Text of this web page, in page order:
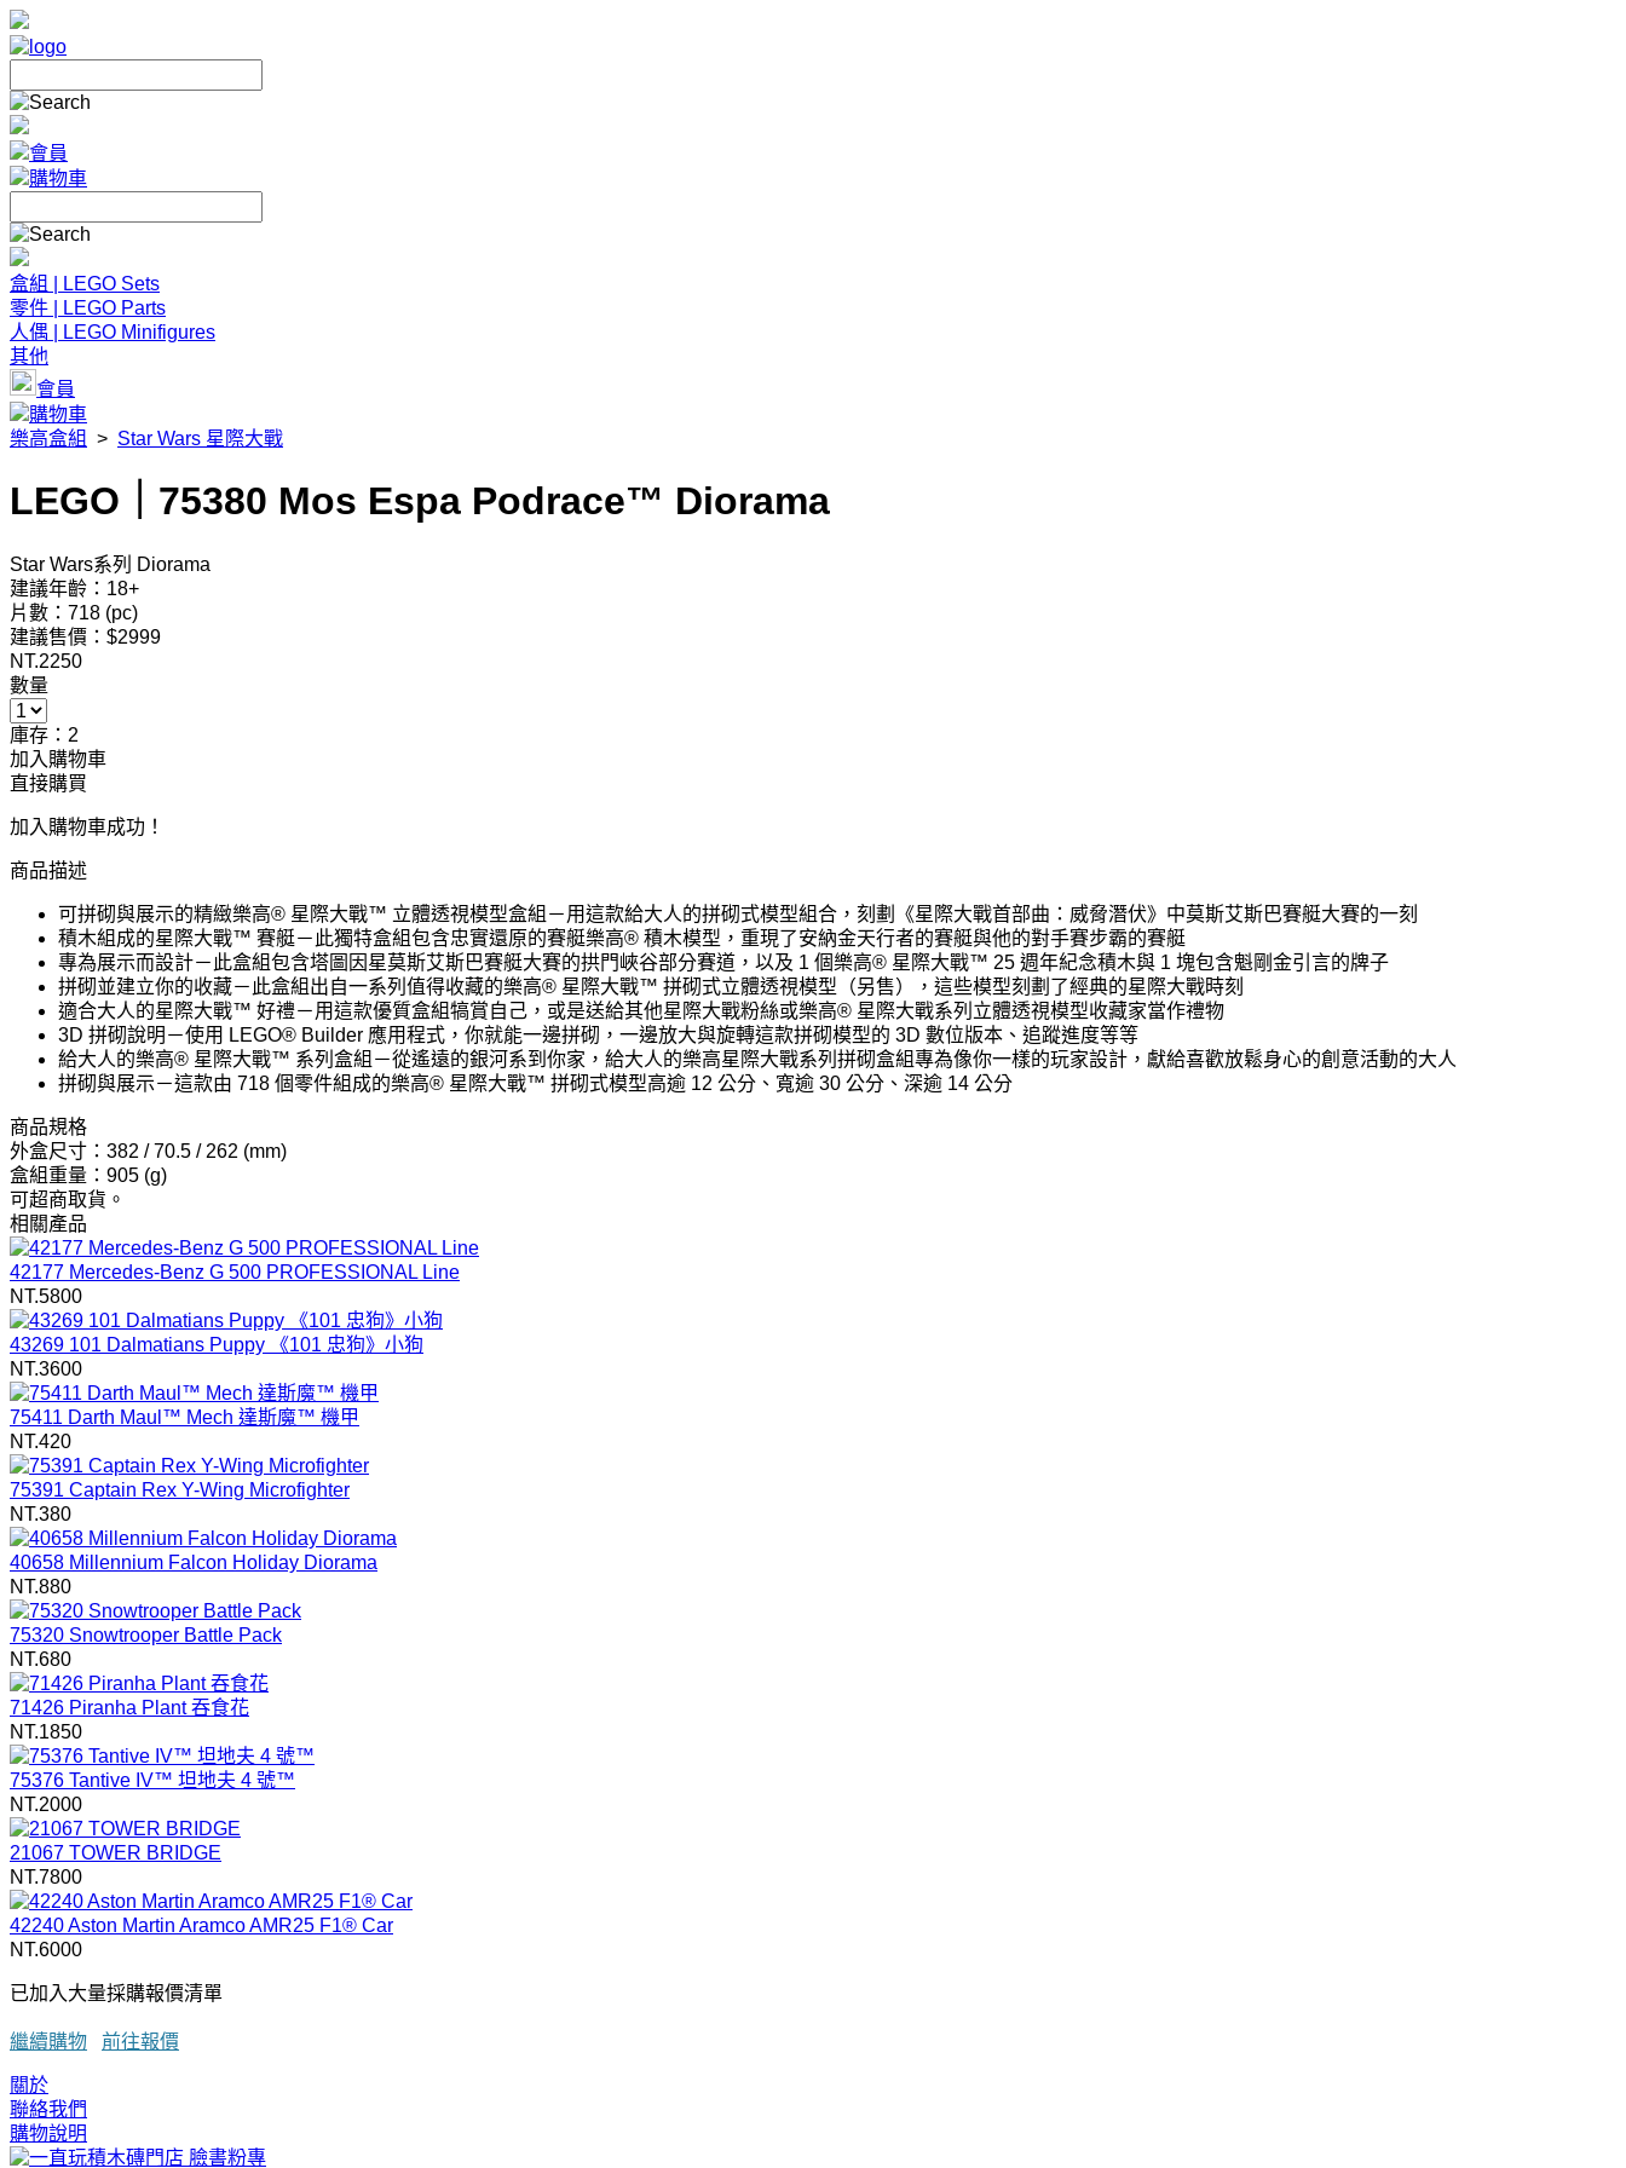
會員
購物車
盒組 | LEGO Sets
零件 | LEGO Parts
人偶 | LEGO Minifigures
其他
會員
購物車
樂高盒組 > Star Wars 星際大戰
LEGO｜75380 Mos Espa Podrace™ Diorama
Star Wars系列 Diorama
建議年齡：18+
片數：718 (pc)
建議售價：$2999
NT.2250
數量
庫存：2
加入購物車
直接購買
加入購物車成功！
商品描述
可拼砌與展示的精緻樂高® 星際大戰™ 立體透視模型盒組－用這款給大人的拼砌式模型組合，刻劃《星際大戰首部曲：威脅潛伏》中莫斯艾斯巴賽艇大賽的一刻
積木組成的星際大戰™ 賽艇－此獨特盒組包含忠實還原的賽艇樂高® 積木模型，重現了安納金天行者的賽艇與他的對手賽步霸的賽艇
專為展示而設計－此盒組包含塔圖因星莫斯艾斯巴賽艇大賽的拱門峽谷部分賽道，以及 1 個樂高® 星際大戰™ 25 週年紀念積木與 1 塊包含魁剛金引言的牌子
拼砌並建立你的收藏－此盒組出自一系列值得收藏的樂高® 星際大戰™ 拼砌式立體透視模型（另售），這些模型刻劃了經典的星際大戰時刻
適合大人的星際大戰™ 好禮－用這款優質盒組犒賞自己，或是送給其他星際大戰粉絲或樂高® 星際大戰系列立體透視模型收藏家當作禮物
3D 拼砌說明－使用 LEGO® Builder 應用程式，你就能一邊拼砌，一邊放大與旋轉這款拼砌模型的 3D 數位版本、追蹤進度等等
給大人的樂高® 星際大戰™ 系列盒組－從遙遠的銀河系到你家，給大人的樂高星際大戰系列拼砌盒組專為像你一樣的玩家設計，獻給喜歡放鬆身心的創意活動的大人
拼砌與展示－這款由 718 個零件組成的樂高® 星際大戰™ 拼砌式模型高逾 12 公分、寬逾 30 公分、深逾 14 公分
商品規格
外盒尺寸：382 / 70.5 / 262 (mm)
盒組重量：905 (g)
可超商取貨。
相關產品
42177 Mercedes-Benz G 500 PROFESSIONAL Line
NT.5800
43269 101 Dalmatians Puppy 《101 忠狗》小狗
NT.3600
75411 Darth Maul™ Mech 達斯魔™ 機甲
NT.420
75391 Captain Rex Y-Wing Microfighter
NT.380
40658 Millennium Falcon Holiday Diorama
NT.880
75320 Snowtrooper Battle Pack
NT.680
71426 Piranha Plant 吞食花
NT.1850
75376 Tantive IV™ 坦地夫 4 號™
NT.2000
21067 TOWER BRIDGE
NT.7800
42240 Aston Martin Aramco AMR25 F1® Car
NT.6000
已加入大量採購報價清單
繼續購物 前往報價
關於
聯絡我們
購物說明